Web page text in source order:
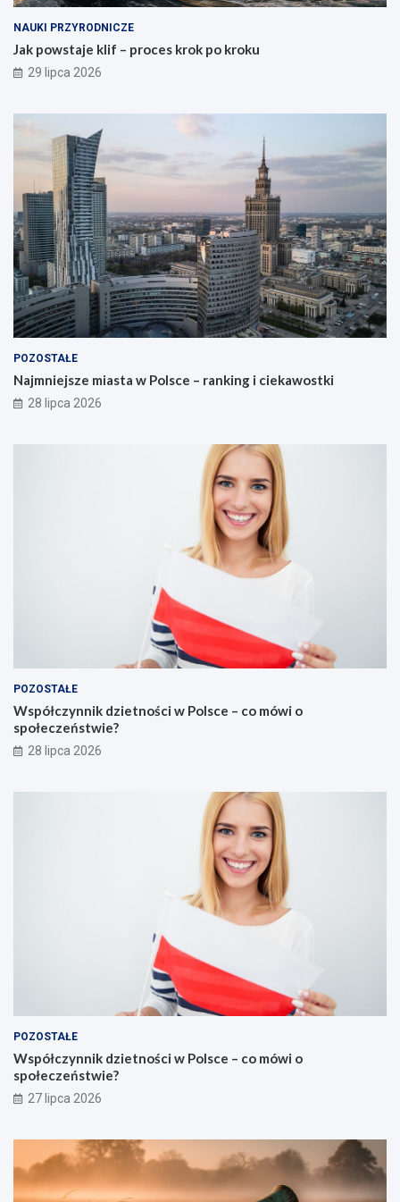
NAUKI PRZYRODNICZE
Jak powstaje klif – proces krok po kroku
29 lipca 2026
POZOSTAŁE
Najmniejsze miasta w Polsce – ranking i ciekawostki
28 lipca 2026
POZOSTAŁE
Współczynnik dzietności w Polsce – co mówi o
społeczeństwie?
28 lipca 2026
POZOSTAŁE
Współczynnik dzietności w Polsce – co mówi o
społeczeństwie?
27 lipca 2026